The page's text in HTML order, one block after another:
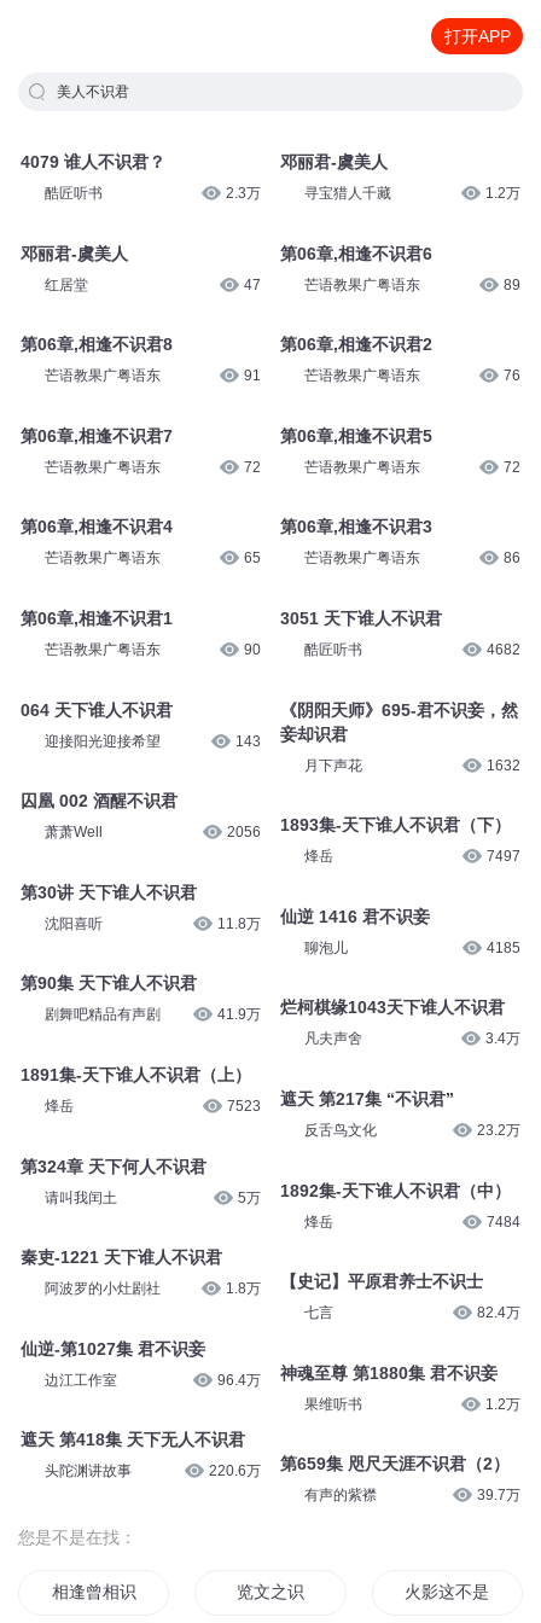
打开APP
美人不识君
4079 谁人不识君？
酷匠听书 2.3万
邓丽君-虞美人
红居堂 47
第06章,相逢不识君8
芒语教果广粤语东 91
第06章,相逢不识君7
芒语教果广粤语东 72
第06章,相逢不识君4
芒语教果广粤语东 65
第06章,相逢不识君1
芒语教果广粤语东 90
064 天下谁人不识君
迎接阳光迎接希望 143
囚凰 002 酒醒不识君
萧萧Well 2056
第30讲 天下谁人不识君
沈阳喜听 11.8万
第90集 天下谁人不识君
剧舞吧精品有声剧 41.9万
1891集-天下谁人不识君（上）
烽岳 7523
第324章 天下何人不识君
请叫我闰土 5万
秦吏-1221 天下谁人不识君
阿波罗的小灶剧社 1.8万
仙逆-第1027集 君不识妾
边江工作室 96.4万
遮天 第418集 天下无人不识君
头陀渊讲故事 220.6万
邓丽君-虞美人
寻宝猎人千藏 1.2万
第06章,相逢不识君6
芒语教果广粤语东 89
第06章,相逢不识君2
芒语教果广粤语东 76
第06章,相逢不识君5
芒语教果广粤语东 72
第06章,相逢不识君3
芒语教果广粤语东 86
3051 天下谁人不识君
酷匠听书 4682
《阴阳天师》695-君不识妾，然
妾却识君
月下声花 1632
1893集-天下谁人不识君（下）
烽岳 7497
仙逆 1416 君不识妾
聊泡儿 4185
烂柯棋缘1043天下谁人不识君
凡夫声舍 3.4万
遮天 第217集 “不识君”
反舌鸟文化 23.2万
1892集-天下谁人不识君（中）
烽岳 7484
【史记】平原君养士不识士
七言 82.4万
神魂至尊 第1880集 君不识妾
果维听书 1.2万
第659集 咫尺天涯不识君（2）
有声的紫襟 39.7万
您是不是在找：
相逢曾相识 览文之识 火影这不是我认